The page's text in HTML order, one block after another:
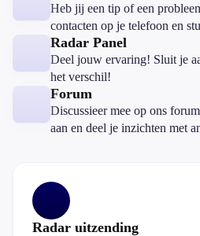
Heb jij een tip of een
contacten op je telefoon en
Radar Panel
Deel jouw ervaring! Sluit je
het verschil!
Forum
Discussieer mee op ons
aan en deel je inzichten met
Radar uitzending